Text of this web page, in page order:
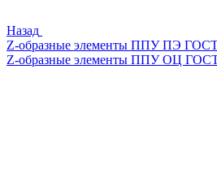
Назад
Z-образные элементы ППУ ПЭ ГОСТ
Z-образные элементы ППУ ОЦ ГОСТ